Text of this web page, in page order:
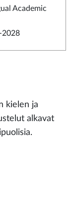
Academic
2028
kielen ja
alkavat